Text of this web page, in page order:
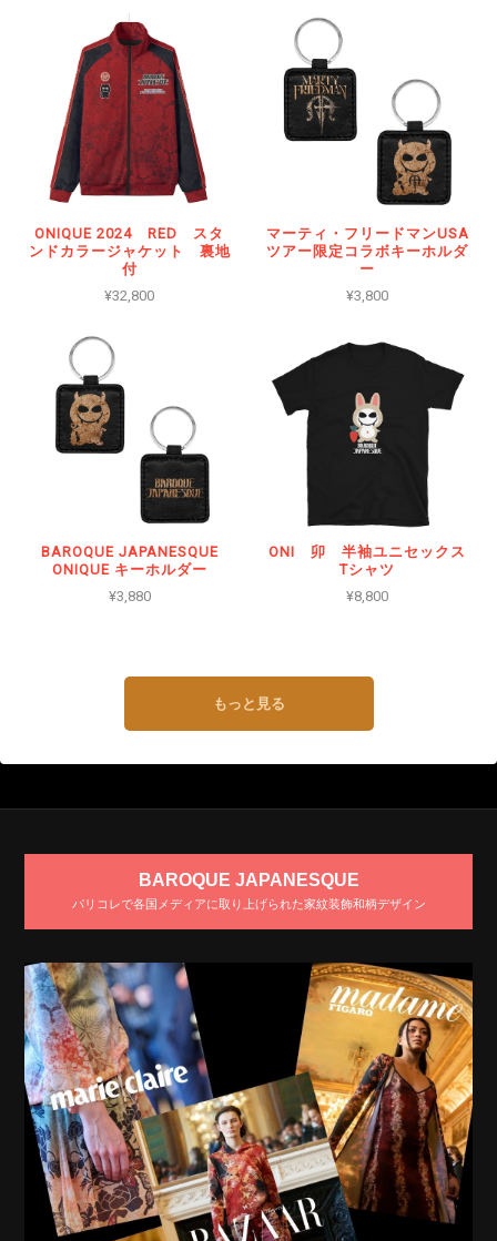
ONIQUE 2024 RED スタ
ンドカラージャケット 裏地
付
¥32,800
マーティ・フリードマンUSA
ツアー限定コラボキーホルダ
ー
¥3,800
BAROQUE JAPANESQUE
ONIQUE キーホルダー
¥3,880
ONI 卯 半袖ユニセックス
Tシャツ
¥8,800
もっと見る
BAROQUE JAPANESQUE
パリコレで各国メディアに取り上げられた家紋装飾和柄デザイン